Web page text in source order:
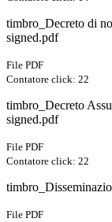
timbro_Decreto di
signed.pdf
File PDF
Contatore click: 22
timbro_Decreto
signed.pdf
File PDF
Contatore click: 22
File PDF